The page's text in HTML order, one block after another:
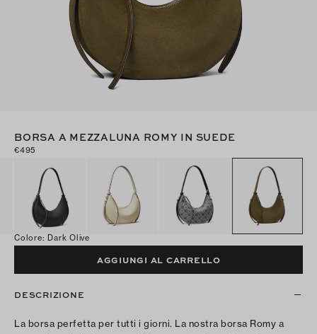
BORSA A MEZZALUNA ROMY IN SUEDE
€495
Colore: Dark Olive
AGGIUNGI AL CARRELLO
DESCRIZIONE
La borsa perfetta per tutti i giorni. La nostra borsa Romy a